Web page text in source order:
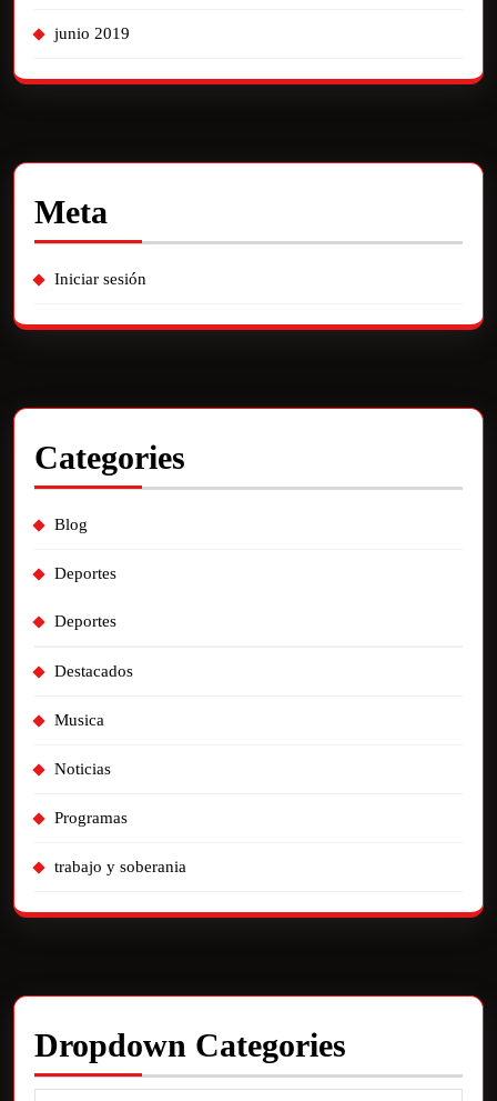
junio 2019
Meta
Iniciar sesión
Categories
Blog
Deportes
Deportes
Destacados
Musica
Noticias
Programas
trabajo y soberania
Dropdown Categories